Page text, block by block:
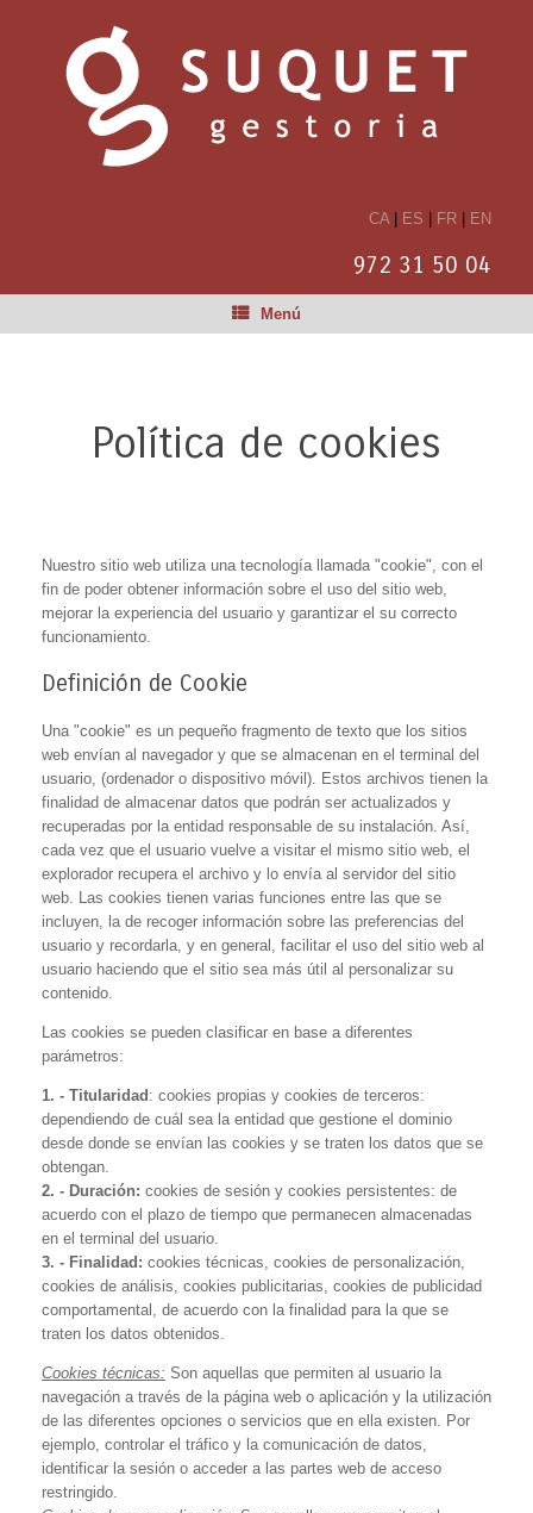
CA ES FR EN
972 31 50 04
Menú
Política de cookies
Nuestro sitio web utiliza una tecnología llamada "cookie", con el
fin de poder obtener información sobre el uso del sitio web,
mejorar la experiencia del usuario y garantizar el su correcto
funcionamiento.
Definición de Cookie
Una "cookie" es un pequeño fragmento de texto que los sitios
web envían al navegador y que se almacenan en el terminal del
usuario, (ordenador o dispositivo móvil). Estos archivos tienen la
finalidad de almacenar datos que podrán ser actualizados y
recuperadas por la entidad responsable de su instalación. Así,
cada vez que el usuario vuelve a visitar el mismo sitio web, el
explorador recupera el archivo y lo envía al servidor del sitio
web. Las cookies tienen varias funciones entre las que se
incluyen, la de recoger información sobre las preferencias del
usuario y recordarla, y en general, facilitar el uso del sitio web al
usuario haciendo que el sitio sea más útil al personalizar su
contenido.
Las cookies se pueden clasificar en base a diferentes
parámetros:
1. - Titularidad: cookies propias y cookies de terceros:
dependiendo de cuál sea la entidad que gestione el dominio
desde donde se envían las cookies y se traten los datos que se
obtengan.
2. - Duración: cookies de sesión y cookies persistentes: de
acuerdo con el plazo de tiempo que permanecen almacenadas
en el terminal del usuario.
3. - Finalidad: cookies técnicas, cookies de personalización,
cookies de análisis, cookies publicitarias, cookies de publicidad
comportamental, de acuerdo con la finalidad para la que se
traten los datos obtenidos.
Cookies técnicas: Son aquellas que permiten al usuario la
navegación a través de la página web o aplicación y la utilización
de las diferentes opciones o servicios que en ella existen. Por
ejemplo, controlar el tráfico y la comunicación de datos,
identificar la sesión o acceder a las partes web de acceso
restringido.